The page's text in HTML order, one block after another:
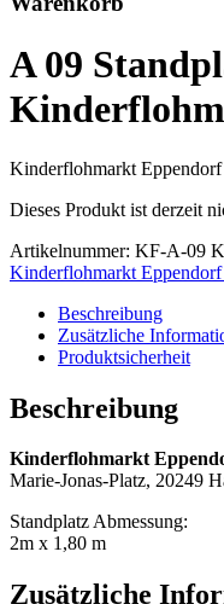
A 09
Kinderflohmarkt
Dieses Produkt ist derzeit
Artikelnummer: KF-A-09
Kinderflohmarkt Eppendorf
Beschreibung
Zusätzliche
Produktsicherheit
Beschreibung
Kinderflohmarkt
Marie-Jonas-Platz, 20249
Standplatz Abmessung:
2m x 1,80 m
Zusätzliche